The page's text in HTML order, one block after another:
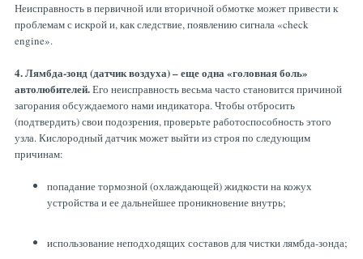
Неисправность в первичной или вторичной обмотке может привести к
проблемам с искрой и, как следствие, появлению сигнала «check
engine».
4. Лямбда-зонд (датчик воздуха) – еще одна «головная боль»
автолюбителей.Его неисправность весьма часто становится причиной
загорания обсуждаемого нами индикатора. Чтобы отбросить
(подтвердить) свои подозрения, проверьте работоспособность этого
узла. Кислородный датчик может выйти из строя по следующим
причинам:
попадание тормозной (охлаждающей) жидкости на кожух
устройства и ее дальнейшее проникновение внутрь;
использование неподходящих составов для чистки лямбда-зонда;